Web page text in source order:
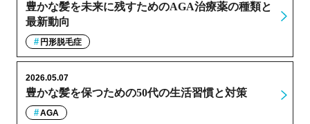
豊かな髪を未来に残すためのAGA治療薬の種類と
最新動向
円形脱毛症
豊かな髪を保つための50代の生活習慣と対策
2026.05.07
AGA